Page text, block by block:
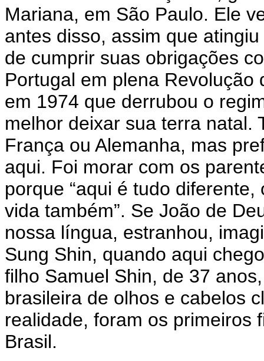
Mariana, em São Paulo. Ele
antes disso, assim que
de cumprir suas obrigações
Portugal em plena
em 1974 que derrubou o
melhor deixar sua terra natal.
França ou Alemanha, mas
aqui. Foi morar com os
porque “aqui é tudo
vida também”. Se João de
nossa língua, estranhou,
Sung Shin, quando aqui
filho Samuel Shin, de 37
brasileira de olhos e cabelos
realidade, foram os primeiros
Brasil.